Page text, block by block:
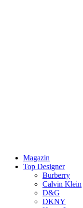
Magazin
Top Designer
Burberry
Calvin Klein
D&G
DKNY